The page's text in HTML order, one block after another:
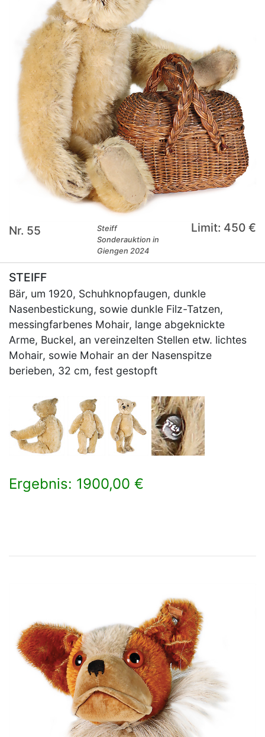
Nr. 55
Steiff
Sonderauktion in
Giengen 2024
Limit: 450 €
STEIFF
Bär, um 1920, Schuhknopfaugen, dunkle
Nasenbestickung, sowie dunkle Filz-Tatzen,
messingfarbenes Mohair, lange abgeknickte
Arme, Buckel, an vereinzelten Stellen etw. lichtes
Mohair, sowie Mohair an der Nasenspitze
berieben, 32 cm, fest gestopft
Ergebnis: 1900,00 €